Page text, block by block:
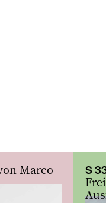
Marco
S